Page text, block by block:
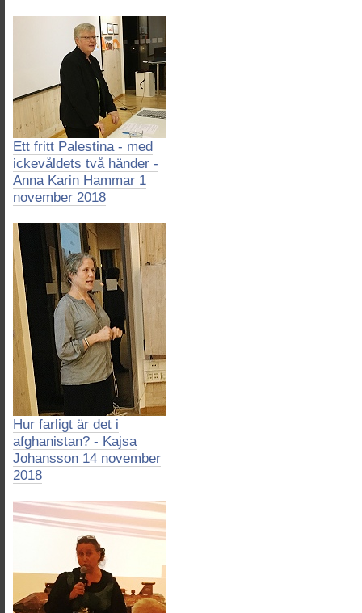
Ett fritt Palestina - med
ickevåldets två händer -
Anna Karin Hammar 1
november 2018
Hur farligt är det i
afghanistan? - Kajsa
Johansson 14 november
2018